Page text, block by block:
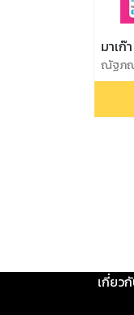
มาเก๊
ณัฐภณ
เที่ยว
เกี่ยว